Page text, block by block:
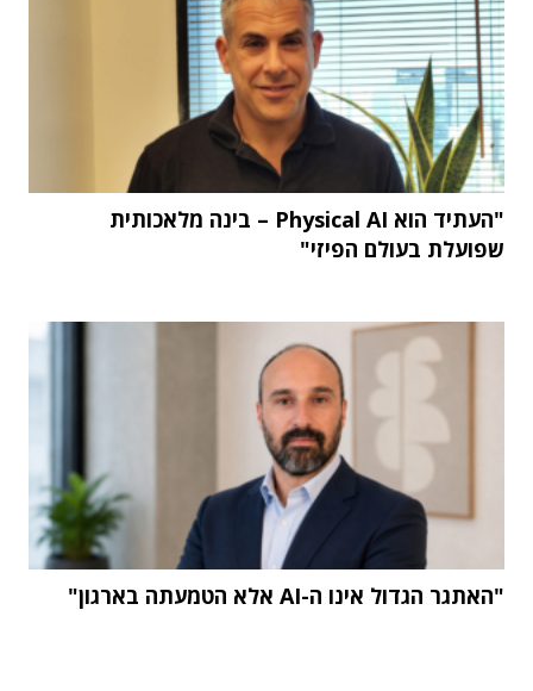
"העתיד הוא Physical AI – בינה מלאכותית
שפועלת בעולם הפיזי"
"האתגר הגדול אינו ה-AI אלא הטמעתה בארגון"